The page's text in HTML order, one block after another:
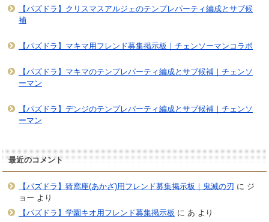
【パズドラ】クリスマスアルジェのテンプレパーティ編成とサブ候
補
【パズドラ】マキマ用フレンド募集掲示板｜チェンソーマンコラボ
【パズドラ】マキマのテンプレパーティ編成とサブ候補｜チェンソ
ーマン
【パズドラ】デンジのテンプレパーティ編成とサブ候補｜チェンソ
ーマン
最近のコメント
【パズドラ】猗窩座(あかざ)用フレンド募集掲示板｜鬼滅の刃 に ジ
ョー より
【パズドラ】学園キオ用フレンド募集掲示板 に あ より